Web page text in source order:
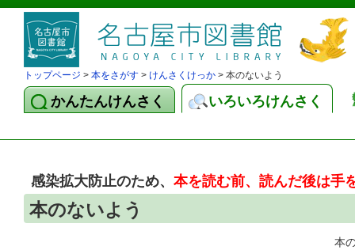
トップページ > 本をさがす > けんさくけっか > 本のないよう
かんたんけんさく いろいろけんさく
感染拡大防止のため、本を読む前、読んだ後は手
本のないよう
本